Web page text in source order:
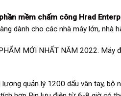
phần mềm chấm công Hrad
dành cho các nhà máy lớn, nhà
MỚI NHẤT NĂM 2022. Máy
lượng quản lý 1200 dấu vân tay, bộ